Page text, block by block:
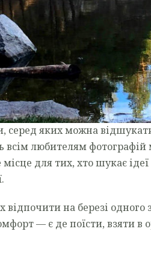
серед яких можна
всім любителям
для тих, хто шукає
на березі одного
— є де поїсти, взяти в